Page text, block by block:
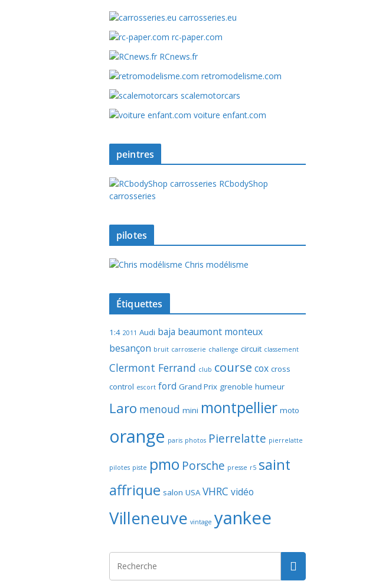
carrosseries.eu
rc-paper.com
RCnews.fr
retromodelisme.com
scalemotorcars
voiture enfant.com
peintres
RCbodyShop
carrosseries
pilotes
Chris modélisme
Étiquettes
1:4 2011 Audi baja beaumont monteux
besançon bruit carrosserie challenge circuit classement
Clermont Ferrand club course cox cross
control escort ford Grand Prix grenoble humeur
Laro menoud mini montpellier moto
orange paris photos Pierrelatte pierrelatte
pilotes piste pmo Porsche presse r5 saint
affrique salon USA VHRC vidéo
Villeneuve vintage yankee